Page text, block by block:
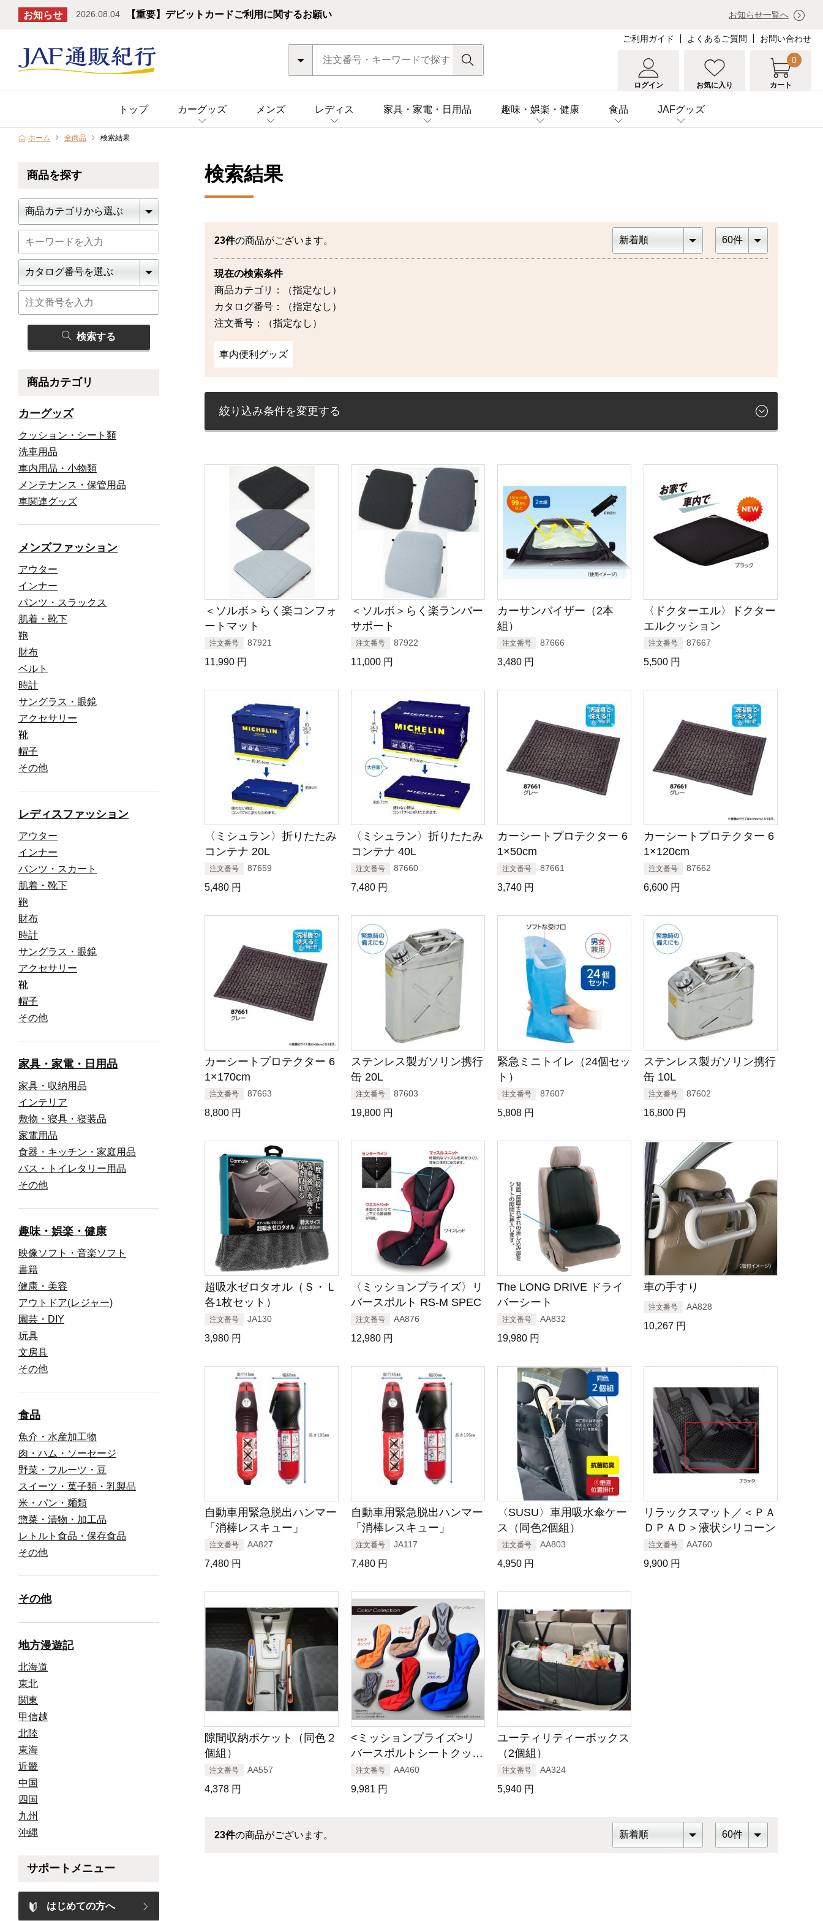
ご利用ガイド よくあるご質問 お問い合わせ
ログイン お気に入り
0
カート
トップ カーグッズ メンズ レディス 家具・家電・日用品 趣味・娯楽・健康 食品 JAFグッズ
お知らせ 2026.08.04 【重要】デビットカードご利用に関するお願い お知らせ一覧へ
ホーム 全商品 検索結果
商品を探す
検索する
商品カテゴリ
カーグッズ
クッション・シート類
洗車用品
車内用品・小物類
メンテナンス・保管用品
車関連グッズ
メンズファッション
アウター
インナー
パンツ・スラックス
肌着・靴下
鞄
財布
ベルト
時計
サングラス・眼鏡
アクセサリー
靴
帽子
その他
レディスファッション
アウター
インナー
パンツ・スカート
肌着・靴下
鞄
財布
時計
サングラス・眼鏡
アクセサリー
靴
帽子
その他
家具・家電・日用品
家具・収納用品
インテリア
敷物・寝具・寝装品
家電用品
食器・キッチン・家庭用品
バス・トイレタリー用品
その他
趣味・娯楽・健康
映像ソフト・音楽ソフト
書籍
健康・美容
アウトドア(レジャー)
園芸・DIY
玩具
文房具
その他
食品
魚介・水産加工物
肉・ハム・ソーセージ
野菜・フルーツ・豆
スイーツ・菓子類・乳製品
米・パン・麺類
惣菜・漬物・加工品
レトルト食品・保存食品
その他
その他
地方漫遊記
北海道
東北
関東
甲信越
北陸
東海
近畿
中国
四国
九州
沖縄
サポートメニュー
はじめての方へ
検索結果
23件の商品がございます。
現在の検索条件
商品カテゴリ：（指定なし）
カタログ番号：（指定なし）
注文番号：（指定なし）
車内便利グッズ
絞り込み条件を変更する
＜ソルボ＞らく楽コンフォ
ートマット
注文番号 87921
11,990 円
＜ソルボ＞らく楽ランバー
サポート
注文番号 87922
11,000 円
カーサンバイザー（2本
組）
注文番号 87666
3,480 円
〈ドクターエル〉ドクター
エルクッション
注文番号 87667
5,500 円
〈ミシュラン〉折りたたみ
コンテナ 20L
注文番号 87659
5,480 円
〈ミシュラン〉折りたたみ
コンテナ 40L
注文番号 87660
7,480 円
カーシートプロテクター 6
1×50cm
注文番号 87661
3,740 円
カーシートプロテクター 6
1×120cm
注文番号 87662
6,600 円
カーシートプロテクター 6
1×170cm
注文番号 87663
8,800 円
ステンレス製ガソリン携行
缶 20L
注文番号 87603
19,800 円
緊急ミニトイレ（24個セッ
ト）
注文番号 87607
5,808 円
ステンレス製ガソリン携行
缶 10L
注文番号 87602
16,800 円
超吸水ゼロタオル（Ｓ・Ｌ
各1枚セット）
注文番号 JA130
3,980 円
〈ミッションプライズ〉リ
バースポルト RS-M SPEC
注文番号 AA876
12,980 円
The LONG DRIVE ドライ
バーシート
注文番号 AA832
19,980 円
車の手すり
注文番号 AA828
10,267 円
自動車用緊急脱出ハンマー
「消棒レスキュー」
注文番号 AA827
7,480 円
自動車用緊急脱出ハンマー
「消棒レスキュー」
注文番号 JA117
7,480 円
〈SUSU〉車用吸水傘ケー
ス（同色2個組）
注文番号 AA803
4,950 円
リラックスマット／＜ＰＡ
ＤＰＡＤ＞液状シリコーン
注文番号 AA760
9,900 円
隙間収納ポケット（同色２
個組）
注文番号 AA557
4,378 円
<ミッションプライズ>リ
バースポルトシートクッシ
ョン
注文番号 AA460
9,981 円
ユーティリティーボックス
（2個組）
注文番号 AA324
5,940 円
23件の商品がございます。